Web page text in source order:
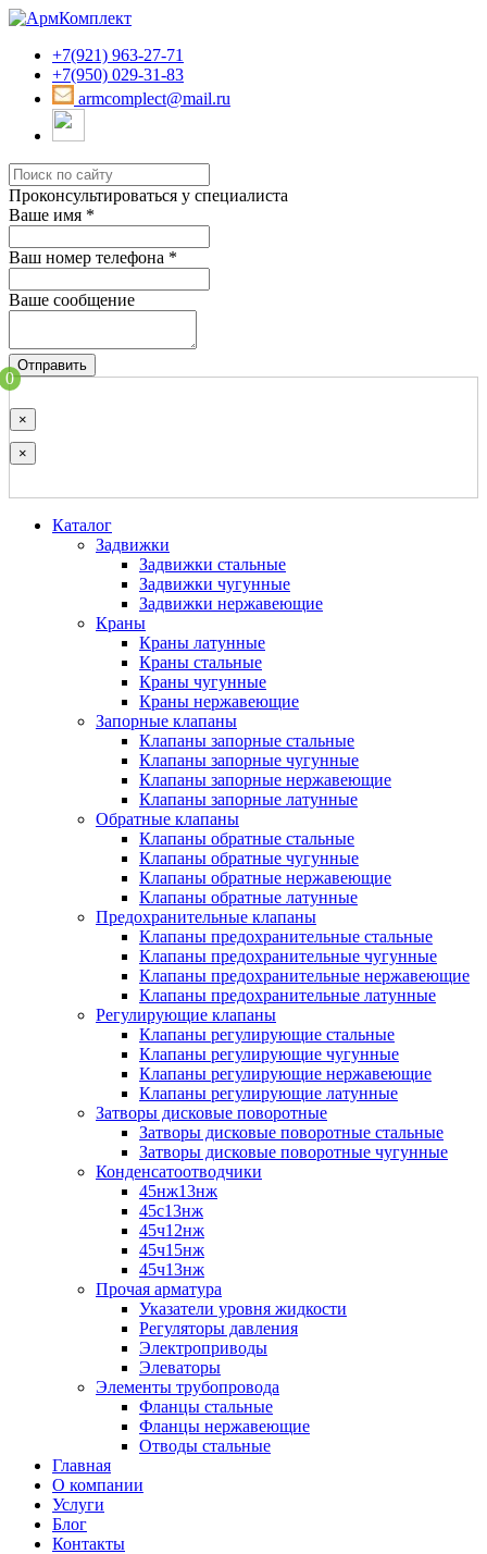
+7(921) 963-27-71
+7(950) 029-31-83
armcomplect@mail.ru
Проконсультироваться у специалиста
Ваше имя *
Ваш номер телефона *
Ваше сообщение
Отправить
0
×
×
Каталог
Задвижки
Задвижки стальные
Задвижки чугунные
Задвижки нержавеющие
Краны
Краны латунные
Краны стальные
Краны чугунные
Краны нержавеющие
Запорные клапаны
Клапаны запорные стальные
Клапаны запорные чугунные
Клапаны запорные нержавеющие
Клапаны запорные латунные
Обратные клапаны
Клапаны обратные стальные
Клапаны обратные чугунные
Клапаны обратные нержавеющие
Клапаны обратные латунные
Предохранительные клапаны
Клапаны предохранительные стальные
Клапаны предохранительные чугунные
Клапаны предохранительные нержавеющие
Клапаны предохранительные латунные
Регулирующие клапаны
Клапаны регулирующие стальные
Клапаны регулирующие чугунные
Клапаны регулирующие нержавеющие
Клапаны регулирующие латунные
Затворы дисковые поворотные
Затворы дисковые поворотные стальные
Затворы дисковые поворотные чугунные
Конденсатоотводчики
45нж13нж
45с13нж
45ч12нж
45ч15нж
45ч13нж
Прочая арматура
Указатели уровня жидкости
Регуляторы давления
Электроприводы
Элеваторы
Элементы трубопровода
Фланцы стальные
Фланцы нержавеющие
Отводы стальные
Главная
О компании
Услуги
Блог
Контакты